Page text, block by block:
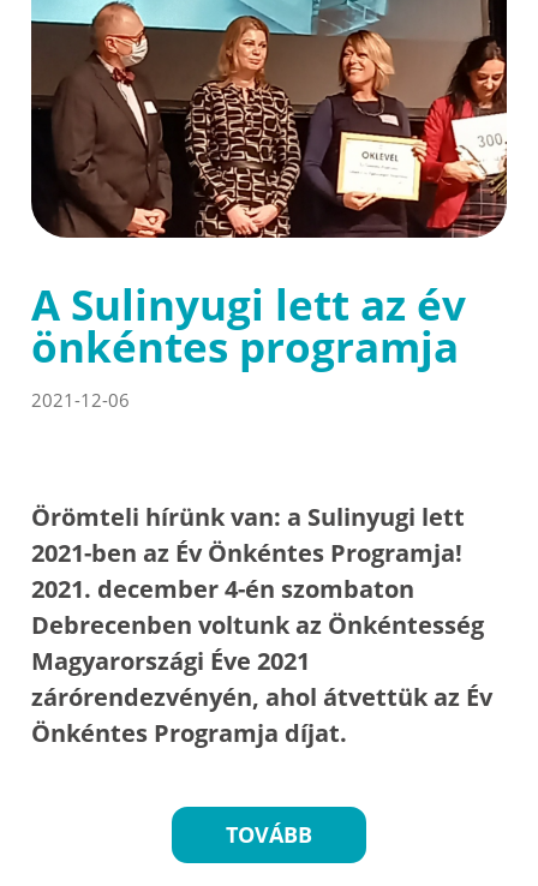
A Sulinyugi lett az év
önkéntes programja
2021-12-06
Örömteli hírünk van: a Sulinyugi lett
2021-ben az Év Önkéntes Programja!
2021. december 4-én szombaton
Debrecenben voltunk az Önkéntesség
Magyarországi Éve 2021
zárórendezvényén, ahol átvettük az Év
Önkéntes Programja díjat.
TOVÁBB